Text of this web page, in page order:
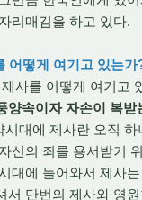
리매김을 하고 있다.
어떻게 여기고 있는가
사를 어떻게 여기고
양속이자 자손이 복받
시대에 제사란 오직 하
신의 죄를 용서받기
대에 들어와서 제사
서 단번의 제사와 영